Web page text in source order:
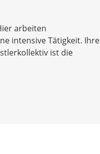
arbeiten
intensive Tätigkeit. Ihre
ist die